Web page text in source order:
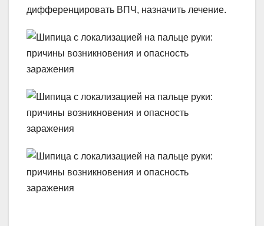
дифференцировать ВПЧ, назначить лечение.